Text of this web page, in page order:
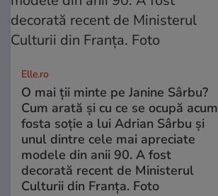
Elle.ro
O mai ții minte pe Janine Sârbu?
Cum arată și cu ce se ocupă acum
fosta soție a lui Adrian Sârbu și
unul dintre cele mai apreciate
modele din anii 90. A fost
decorată recent de Ministerul
Culturii din Franța. Foto